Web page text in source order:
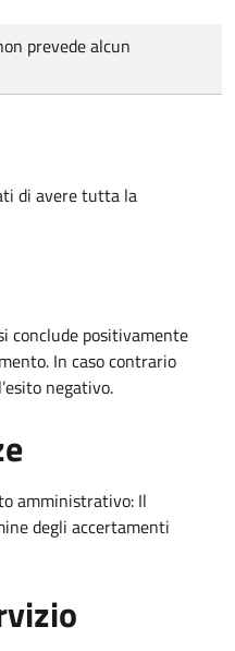
prevede alcun
di avere tutta la
conclude positivamente
In caso contrario
negativo.
amministrativo: Il
degli accertamenti